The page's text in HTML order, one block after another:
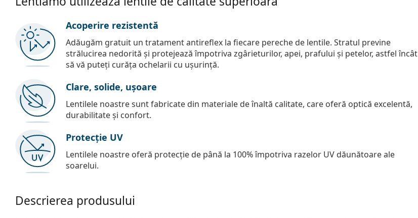
Acoperire rezistentă
Adăugăm gratuit un tratament antireflex la fiecare pereche de lentile. Stratul previne
strălucirea nedorită și protejează împotriva zgârieturilor, apei, prafului și petelor, astfel încât
să vă puteți curăța ochelarii cu ușurință.
Clare, solide, ușoare
Lentilele noastre sunt fabricate din materiale de înaltă calitate, care oferă optică excelentă,
durabilitate și confort.
Protecție UV
Lentilele noastre oferă protecție de până la 100% împotriva razelor UV dăunătoare ale
soarelui.
Descrierea produsului